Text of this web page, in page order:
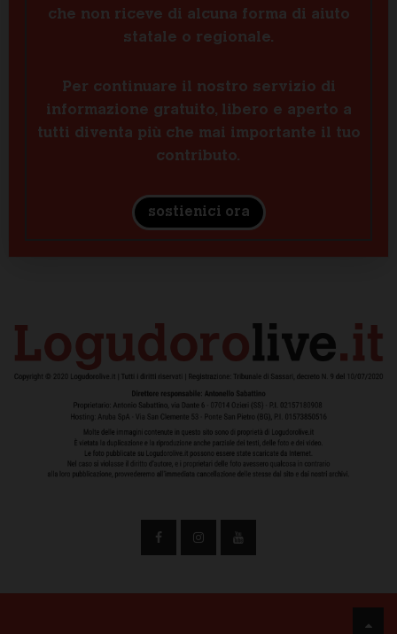
che non riceve di alcuna forma di aiuto
statale o regionale.
Per continuare il nostro servizio di
informazione gratuito, libero e aperto a
tutti diventa più che mai importante il tuo
contributo.
sostienici ora